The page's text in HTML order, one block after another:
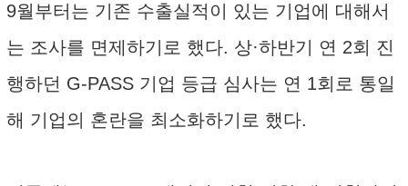
9월부터는 기존 수출실적이 있는 기업에 대해서
는 조사를 면제하기로 했다. 상·하반기 연 2회 진
행하던 G-PASS 기업 등급 심사는 연 1회로 통일
해 기업의 혼란을 최소화하기로 했다.